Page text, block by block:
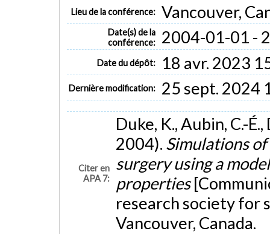
Lieu de la conférence: Vancouver,
Date(s) de la
conférence:
2004-01-01 -
Date du dépôt: 18 avr. 2023
Dernière modification: 25 sept. 2024
Citer en
APA 7:
Duke, K., Aubin, C.-
2004). Simulations
surgery using a
properties
research society for
Vancouver, Canada.